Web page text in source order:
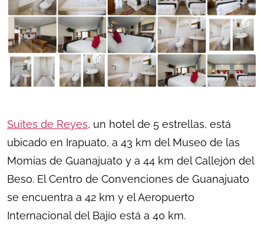
Suites de Reyes, un hotel de 5 estrellas, está
ubicado en Irapuato, a 43 km del Museo de las
Momias de Guanajuato y a 44 km del Callejón del
Beso. El Centro de Convenciones de Guanajuato
se encuentra a 42 km y el Aeropuerto
Internacional del Bajío está a 40 km.